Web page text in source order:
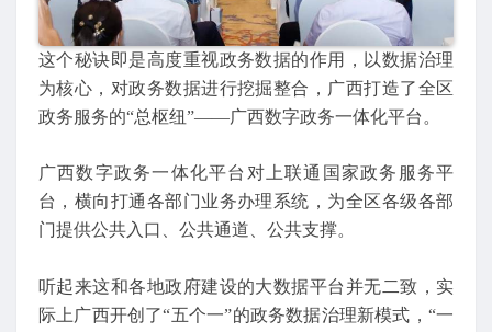
这个秘诀即是高度重视政务数据的作用，以数据治理
为核心，对政务数据进行挖掘整合，广西打造了全区
政务服务的“总枢纽”——广西数字政务一体化平台。
广西数字政务一体化平台对上联通国家政务服务平
台，横向打通各部门业务办理系统，为全区各级各部
门提供公共入口、公共通道、公共支撑。
听起来这和各地政府建设的大数据平台并无二致，实
际上广西开创了“五个一”的政务数据治理新模式，“一